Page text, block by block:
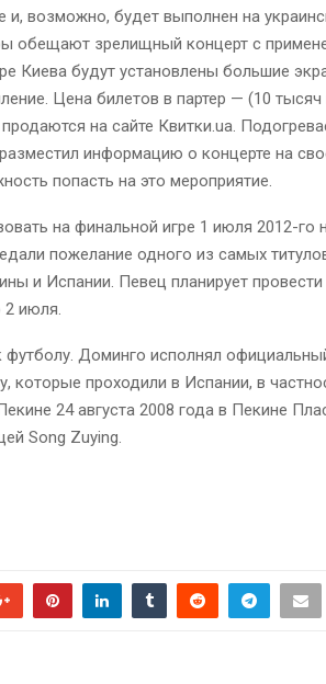
и, возможно, будет выполнен на
обещают зрелищный концерт с
Киева будут установлены большие
Цена билетов в партер — (10
на сайте Квитки.ua.
информацию о концерте на
попасть на это мероприятие.
на финальной игре 1 июля 2012-го
пожелание одного из самых
и Испании. Певец планирует
июля.
футболу. Доминго исполнял
которые проходили в Испании, в
24 августа 2008 года в Пекине
Song Zuying.